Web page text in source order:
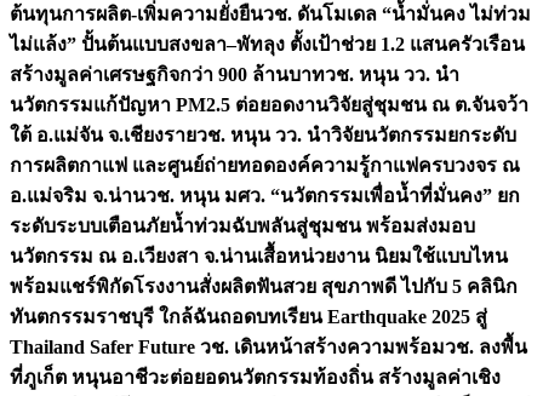
ต้นทุนการผลิต-เพิ่มความยั่งยืนวช. ดันโมเดล “น้ำมั่นคง ไม่ท่วม
ไม่แล้ง” ปั้นต้นแบบสงขลา–พัทลุง ตั้งเป้าช่วย 1.2 แสนครัวเรือน
สร้างมูลค่าเศรษฐกิจกว่า 900 ล้านบาทวช. หนุน วว. นำ
นวัตกรรมแก้ปัญหา PM2.5 ต่อยอดงานวิจัยสู่ชุมชน ณ ต.จันจว้า
ใต้ อ.แม่จัน จ.เชียงรายวช. หนุน วว. นำวิจัยนวัตกรรมยกระดับ
การผลิตกาแฟ และศูนย์ถ่ายทอดองค์ความรู้กาแฟครบวงจร ณ
อ.แม่จริม จ.น่านวช. หนุน มศว. “นวัตกรรมเพื่อน้ำที่มั่นคง” ยก
ระดับระบบเตือนภัยน้ำท่วมฉับพลันสู่ชุมชน พร้อมส่งมอบ
นวัตกรรม ณ อ.เวียงสา จ.น่านเสื้อหน่วยงาน นิยมใช้แบบไหน
พร้อมแชร์พิกัดโรงงานสั่งผลิตฟันสวย สุขภาพดี ไปกับ 5 คลินิก
ทันตกรรมราชบุรี ใกล้ฉันถอดบทเรียน Earthquake 2025 สู่
Thailand Safer Future วช. เดินหน้าสร้างความพร้อมวช. ลงพื้น
ที่ภูเก็ต หนุนอาชีวะต่อยอดนวัตกรรมท้องถิ่น สร้างมูลค่าเชิง